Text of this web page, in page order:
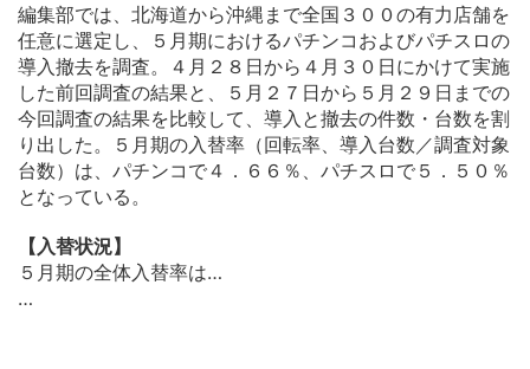
編集部では、北海道から沖縄まで全国３００の有力店舗を
任意に選定し、５月期におけるパチンコおよびパチスロの
導入撤去を調査。４月２８日から４月３０日にかけて実施
した前回調査の結果と、５月２７日から５月２９日までの
今回調査の結果を比較して、導入と撤去の件数・台数を割
り出した。５月期の入替率（回転率、導入台数／調査対象
台数）は、パチンコで４．６６％、パチスロで５．５０％
となっている。
【入替状況】
５月期の全体入替率は…
…